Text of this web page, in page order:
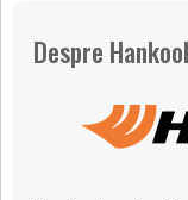
Despre